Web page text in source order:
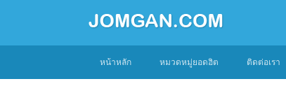
SKIP
หน้าหลัก หมวดหมู่ยอดฮิต ติดต่อเรา